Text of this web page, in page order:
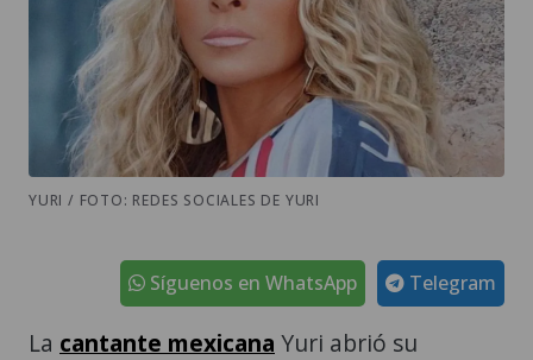
YURI / FOTO: REDES SOCIALES DE YURI
Telegram
Síguenos en WhatsApp
La cantante mexicana Yuri abrió su